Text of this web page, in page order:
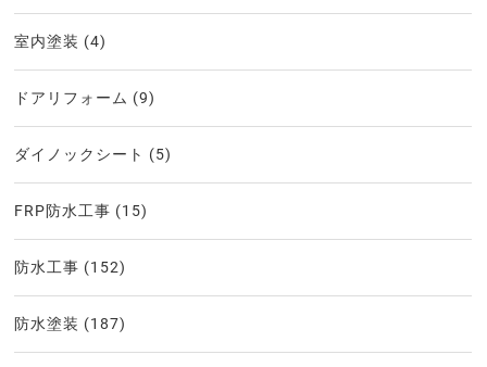
室内塗装 (4)
ドアリフォーム (9)
ダイノックシート (5)
FRP防水工事 (15)
防水工事 (152)
防水塗装 (187)